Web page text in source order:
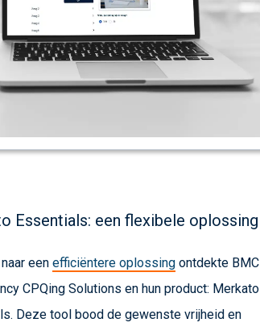
Essentials: een flexibele oplossing
een efficiëntere oplossing ontdekte BMC
CPQing Solutions en hun product: Merkato
Deze tool bood de gewenste vrijheid en